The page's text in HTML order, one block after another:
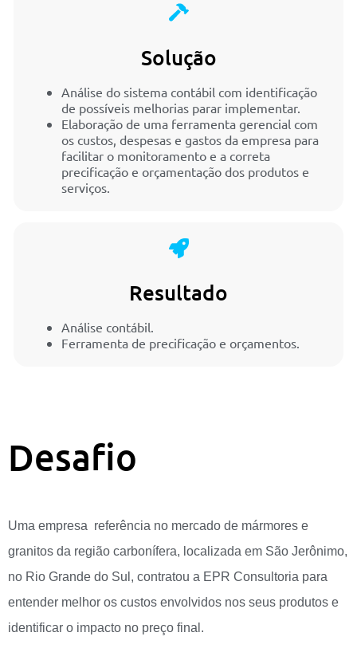
Solução
Análise do sistema contábil com identificação
de possíveis melhorias parar implementar.
Elaboração de uma ferramenta gerencial com
os custos, despesas e gastos da empresa para
facilitar o monitoramento e a correta
precificação e orçamentação dos produtos e
serviços.
Resultado
Análise contábil.
Ferramenta de precificação e orçamentos.
Desafio
Uma empresa referência no mercado de mármores e
granitos da região carbonífera, localizada em São Jerônimo,
no Rio Grande do Sul, contratou a EPR Consultoria para
entender melhor os custos envolvidos nos seus produtos e
identificar o impacto no preço final.